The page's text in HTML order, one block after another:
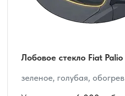
Лобовое стекло Fiat Palio
зеленое, голубая, обогрев